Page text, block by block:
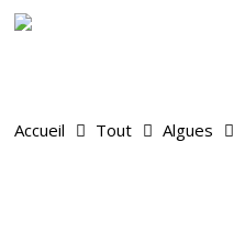
Skip
Accueil Tout Algues